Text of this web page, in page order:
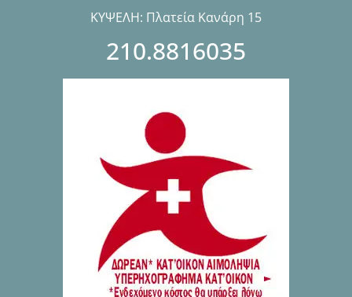
ΚΥΨΕΛΗ: Πλατεία Κανάρη 15
210.8816035